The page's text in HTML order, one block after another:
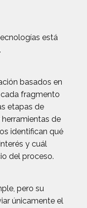
está
basados en
fragmento
etapas de
de
identifican qué
y cuál
del proceso.
pero su
únicamente el